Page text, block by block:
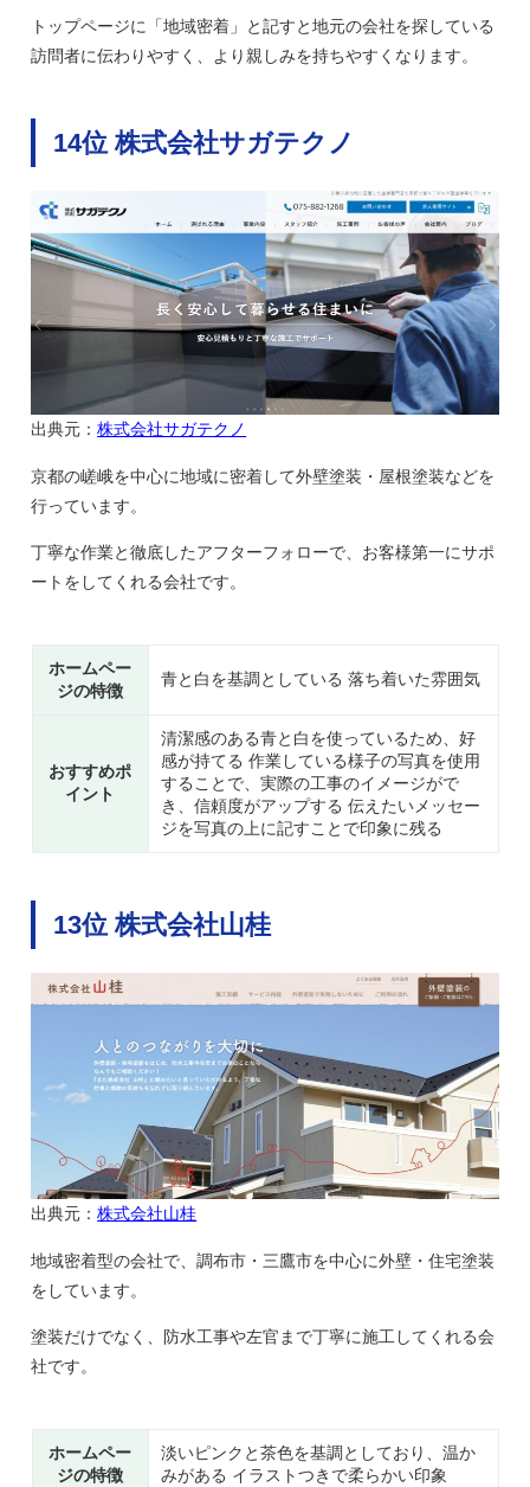
トップページに「地域密着」と記すと地元の会社を探している
訪問者に伝わりやすく、より親しみを持ちやすくなります。
14位 株式会社サガテクノ
出典元：株式会社サガテクノ
京都の嵯峨を中心に地域に密着して外壁塗装・屋根塗装などを
行っています。
丁寧な作業と徹底したアフターフォローで、お客様第一にサポ
ートをしてくれる会社です。
ホームペー
ジの特徴
青と白を基調としている 落ち着いた雰囲気
おすすめポ
イント
清潔感のある青と白を使っているため、好
感が持てる 作業している様子の写真を使用
することで、実際の工事のイメージがで
き、信頼度がアップする 伝えたいメッセー
ジを写真の上に記すことで印象に残る
13位 株式会社山桂
出典元：株式会社山桂
地域密着型の会社で、調布市・三鷹市を中心に外壁・住宅塗装
をしています。
塗装だけでなく、防水工事や左官まで丁寧に施工してくれる会
社です。
ホームペー
ジの特徴
淡いピンクと茶色を基調としており、温か
みがある イラストつきで柔らかい印象